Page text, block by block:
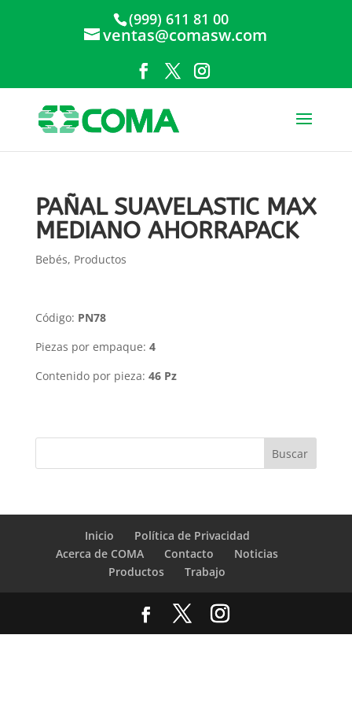
(999) 611 81 00
ventas@comasw.com
PAÑAL SUAVELASTIC MAX
MEDIANO AHORRAPACK
Bebés, Productos
Código: PN78
Piezas por empaque: 4
Contenido por pieza: 46 Pz
Inicio
Política de Privacidad
Acerca de COMA
Contacto
Noticias
Productos
Trabajo